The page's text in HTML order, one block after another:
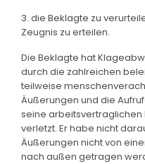
3. die Beklagte zu
Zeugnis zu erteilen.
Die Beklagte hat
durch die zahlreichen
teilweise
Äußerungen und die
seine
verletzt. Er habe nicht
Äußerungen nicht von
nach außen getragen